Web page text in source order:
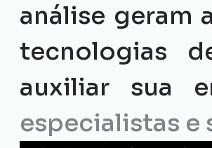
análise geram
tecnologias
auxiliar sua
especialistas e